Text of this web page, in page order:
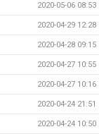
2020-05-06 08:53
2020-04-29 12:28
2020-04-28 09:15
2020-04-27 10:55
2020-04-27 10:16
2020-04-24 21:51
2020-04-24 10:50